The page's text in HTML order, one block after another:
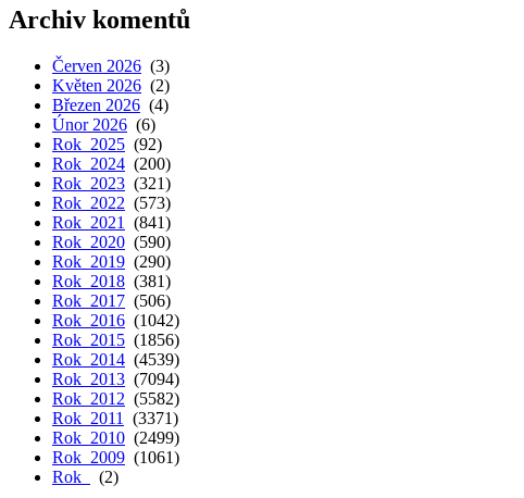
Archiv komentů
Červen 2026 (3)
Květen 2026 (2)
Březen 2026 (4)
Únor 2026 (6)
Rok 2025 (92)
Rok 2024 (200)
Rok 2023 (321)
Rok 2022 (573)
Rok 2021
(841)
Rok 2020 (590)
Rok 2019 (290)
Rok 2018 (381)
Rok 2017 (506)
Rok 2016 (1042)
Rok 2015 (1856)
Rok 2014 (4539)
Rok 2013 (7094)
Rok 2012 (5582)
Rok 2011
(3371)
Rok 2010 (2499)
Rok 2009 (1061)
Rok
(2)